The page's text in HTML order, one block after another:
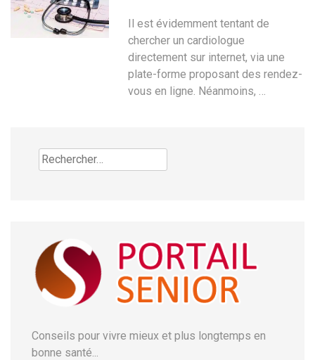
Il est évidemment tentant de
chercher un cardiologue
directement sur internet, via une
plate-forme proposant des rendez-
vous en ligne. Néanmoins, …
Rechercher :
Conseils pour vivre mieux et plus longtemps en
bonne santé...